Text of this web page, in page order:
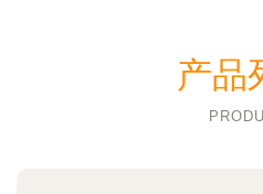
产品